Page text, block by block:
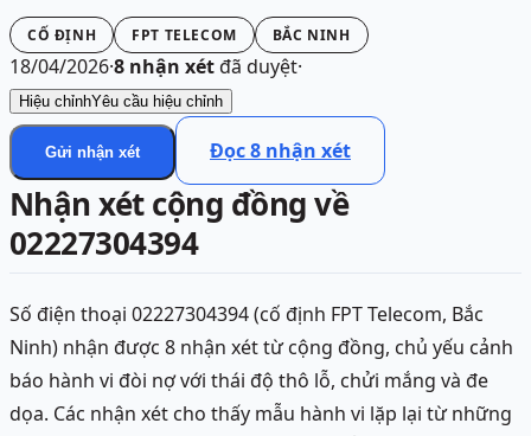
CỐ ĐỊNH FPT TELECOM BẮC NINH
18/04/2026·8 nhận xétđã duyệt·
Hiệu chỉnhYêu cầu hiệu chỉnh
Gửi nhận xét Đọc8 nhận xét
Nhận xét cộng đồng về
02227304394
Số điện thoại 02227304394 (cố định FPT Telecom, Bắc
Ninh) nhận được 8 nhận xét từ cộng đồng, chủ yếu cảnh
báo hành vi đòi nợ với thái độ thô lỗ, chửi mắng và đe
dọa. Các nhận xét cho thấy mẫu hành vi lặp lại từ những